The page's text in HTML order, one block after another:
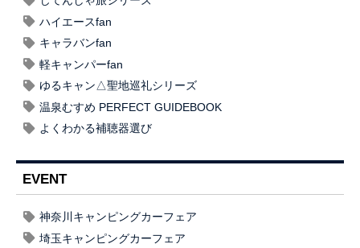
ハイエースfan
キャラバンfan
軽キャンパーfan
ゆるキャン△聖地巡礼シリーズ
温泉むすめ PERFECT GUIDEBOOK
よくわかる補聴器選び
EVENT
神奈川キャンピングカーフェア
埼玉キャンピングカーフェア